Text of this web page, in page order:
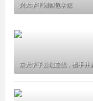
兴大学平湖师范学院
东大学子云端连线，携手并